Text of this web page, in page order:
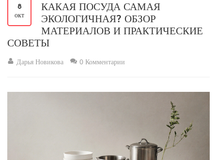
8
окт
КАКАЯ ПОСУДА САМАЯ
ЭКОЛОГИЧНАЯ? ОБЗОР
МАТЕРИАЛОВ И ПРАКТИЧЕСКИЕ
СОВЕТЫ
Дарья Новикова 0 Комментарии